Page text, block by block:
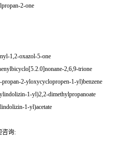
2-one
1,2-oxazol-5-one
2,6,9-trione
2-yloxycyclopropen-1-yl)benzene
1-yl)2,2-dimethylpropanoate
1-yl)acetate
咨询: